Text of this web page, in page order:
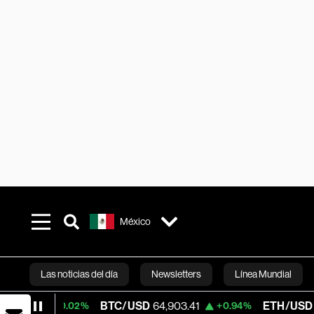
México
Las noticias del día Newsletters Línea Mundial
Bloomberg
BTC/USD 64,903.41 +0.94% ETH/USD 1,921.475